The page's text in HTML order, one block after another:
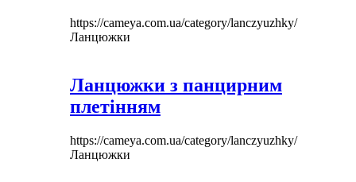
https://cameya.com.ua/category/lanczyuzhky/
Ланцюжки
Ланцюжки з панцирним
плетінням
https://cameya.com.ua/category/lanczyuzhky/
Ланцюжки